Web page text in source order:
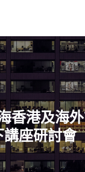
香港及海
講座研討會